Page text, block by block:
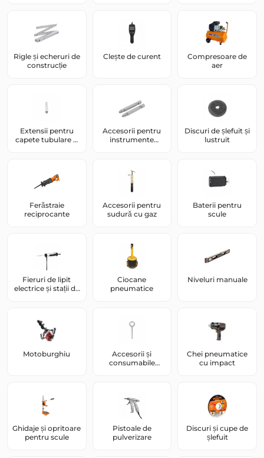
Rigle și echeruri de
construcție
Clește de curent
Compresoare de
aer
Extensii pentru
capete tubulare și
Accesorii pentru
instrumente
Discuri de șlefuit și
lustruit
Ferăstraie
reciprocante
Accesorii pentru
sudură cu gaz
Baterii pentru
scule
Fieruri de lipit
electrice și stații de
Ciocane
pneumatice
Niveluri manuale
Motoburghiu
Accesorii și
consumabile
Chei pneumatice
cu impact
Ghidaje și opritoare
pentru scule
Pistoale de
pulverizare
Discuri și cupe de
șlefuit